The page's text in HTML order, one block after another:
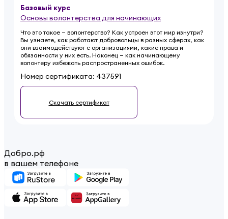
Базовый курс
Основы волонтерства для начинающих
Что это такое — волонтерство? Как устроен этот мир изнутри?
Вы узнаете, как работают добровольцы в разных сферах, как
они взаимодействуют с организациями, какие права и
обязанности у них есть. Наконец — как начинающему
волонтеру избежать распространенных ошибок.
Номер сертификата: 437591
Скачать сертификат
Добро.рф
в вашем телефоне